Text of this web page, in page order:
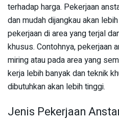
terhadap harga. Pekerjaan
dan mudah dijangkau akan
pekerjaan di area yang terjal
khusus. Contohnya, pekerjaan
miring atau pada area yang
kerja lebih banyak dan teknik
dibutuhkan akan lebih tinggi.
Jenis Pekerjaan